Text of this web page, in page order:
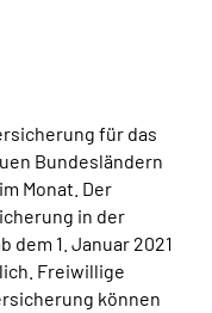
für das
Bundesländern
Monat. Der
in der
1. Januar 2021
Freiwillige
können